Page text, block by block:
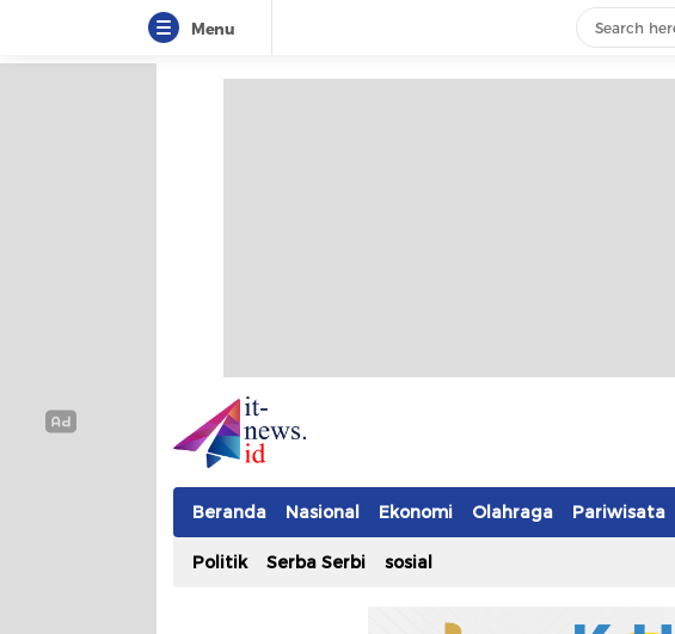
Menu
IT-NEWS
Update Cepat, Cerdas, dan Terpercaya
Beranda Nasional Ekonomi Olahraga Pariwisata
Politik Serba Serbi sosial